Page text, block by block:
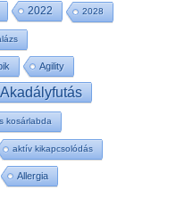
2022 2028
Agility
Akadályfutás
kosárlabda
aktív kikapcsolódás
Allergia